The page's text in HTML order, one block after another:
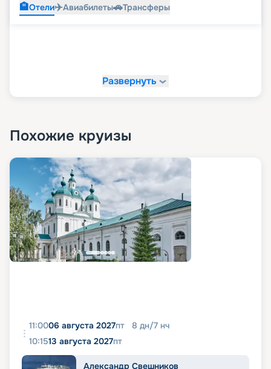
🏨Отели✈️Авиабилеты🚗Трансферы
Развернуть
Похожие круизы
11:0006 августа 2027пт 8 дн/7 нч
10:1513 августа 2027пт
Александр Свешников